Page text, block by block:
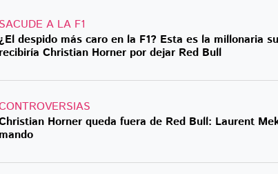
SACUDE A LA F1
despido más caro en la F1? Esta es la millonaria
recibiría Christian Horner por dejar Red Bull
Horner queda fuera de Red Bull: Laurent
mando